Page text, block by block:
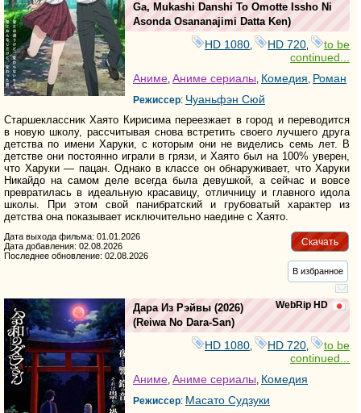
Ga, Mukashi Danshi To Omotte Issho Ni
Asonda Osananajimi Datta Ken)
HD 1080 HD 720
to be
continued...
Аниме, Аниме сериалы, Комедия, Роман
Режиссер: Чуаньфэн Сюй
Старшеклассник Хаято Кирисима переезжает в город и переводится
в новую школу, рассчитывая снова встретить своего лучшего друга
детства по имени Харуки, с которым они не виделись семь лет. В
детстве они постоянно играли в грязи, и Хаято был на 100% уверен,
что Харуки — пацан. Однако в классе он обнаруживает, что Харуки
Никайдо на самом деле всегда была девушкой, а сейчас и вовсе
превратилась в идеальную красавицу, отличницу и главного идола
школы. При этом свой панибратский и грубоватый характер из
детства она показывает исключительно наедине с Хаято.
Скачать
Дата выхода фильма: 01.01.2026
Дата добавления: 02.08.2026
Последнее обновление: 02.08.2026
В избранное
WebRip HD
Дара Из Рэйвы (2026)
(Reiwa No Dara-San)
HD 1080 HD 720
to be
continued...
Аниме, Аниме сериалы, Комедия
Режиссер: Масато Судзуки